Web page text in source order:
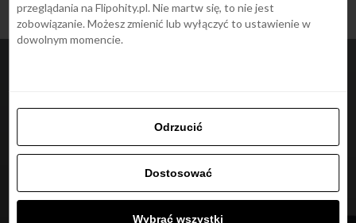
#LOTdoDomu: 54 tys.
przeglądania na Flipohity.pl. Nie martw się, to nie jest
zobowiązanie. Możesz zmienić lub wyłączyć to ustawienie w
dowolnym momencie.
Odrzucić
Dostosować
Wybrać wszystki